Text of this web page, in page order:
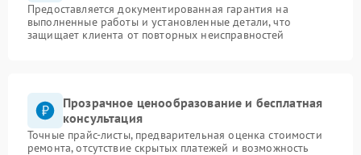
Предоставляется документированная гарантия на
выполненные работы и установленные детали, что
защищает клиента от повторных неисправностей
Прозрачное ценообразование и бесплатная
консультация
Точные прайс-листы, предварительная оценка стоимости
ремонта, отсутствие скрытых платежей и возможность